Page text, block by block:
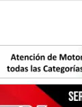
- F4
(Tierra)